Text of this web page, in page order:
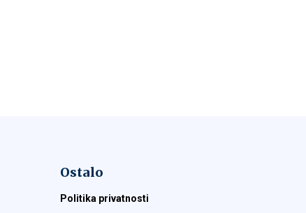
Ostalo
Politika privatnosti